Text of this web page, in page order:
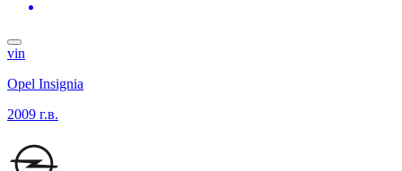
vin
Opel Insignia
2009 г.в.